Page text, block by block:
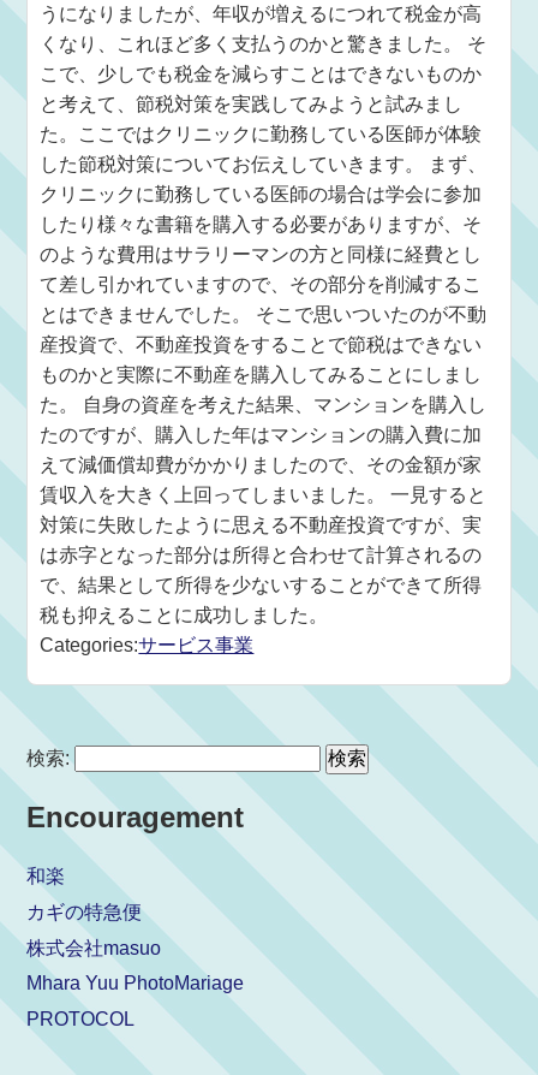
うになりましたが、年収が増えるにつれて税金が高
くなり、これほど多く支払うのかと驚きました。 そ
こで、少しでも税金を減らすことはできないものか
と考えて、節税対策を実践してみようと試みまし
た。ここではクリニックに勤務している医師が体験
した節税対策についてお伝えしていきます。 まず、
クリニックに勤務している医師の場合は学会に参加
したり様々な書籍を購入する必要がありますが、そ
のような費用はサラリーマンの方と同様に経費とし
て差し引かれていますので、その部分を削減するこ
とはできませんでした。 そこで思いついたのが不動
産投資で、不動産投資をすることで節税はできない
ものかと実際に不動産を購入してみることにしまし
た。 自身の資産を考えた結果、マンションを購入し
たのですが、購入した年はマンションの購入費に加
えて減価償却費がかかりましたので、その金額が家
賃収入を大きく上回ってしまいました。 一見すると
対策に失敗したように思える不動産投資ですが、実
は赤字となった部分は所得と合わせて計算されるの
で、結果として所得を少ないすることができて所得
税も抑えることに成功しました。
Categories:サービス事業
検索:
Encouragement
和楽
カギの特急便
株式会社masuo
Mhara Yuu PhotoMariage
PROTOCOL